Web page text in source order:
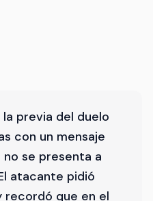
la previa del duelo
con un mensaje
se presenta a
atacante pidió
recordó que en el